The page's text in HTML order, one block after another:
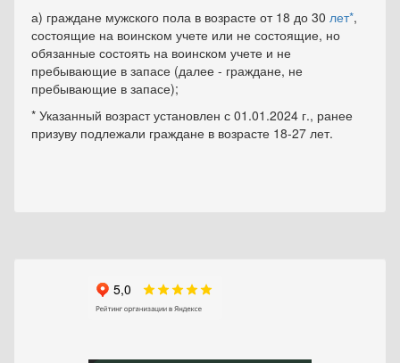
а) граждане мужского пола в возрасте от 18 до 30 лет*,
состоящие на воинском учете или не состоящие, но
обязанные состоять на воинском учете и не
пребывающие в запасе (далее - граждане, не
пребывающие в запасе);
* Указанный возраст установлен с 01.01.2024 г., ранее
призуву подлежали граждане в возрасте 18-27 лет.